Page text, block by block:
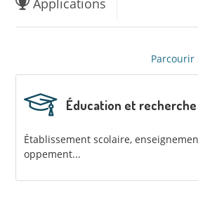
Applications
Parcourir
Éducation et recherche
Établissement scolaire,
oppement...